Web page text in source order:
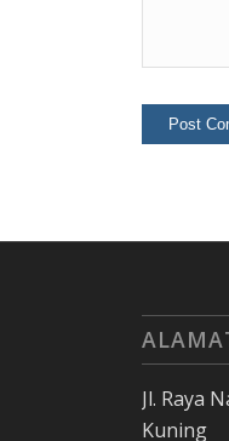
Jl. Raya
Kuning